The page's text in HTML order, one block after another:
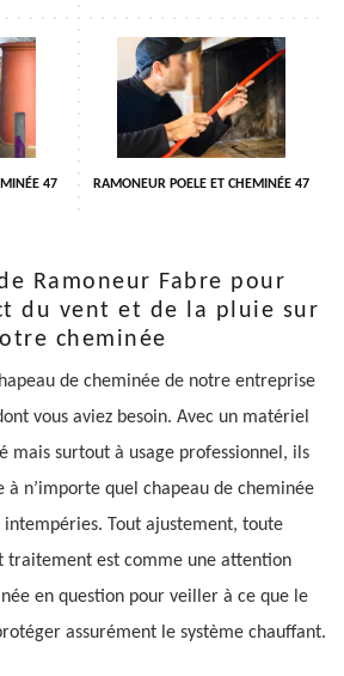
47 RAMONEUR POELE ET CHEMINÉE 47
Ramoneur Fabre pour
du vent et de la pluie sur
cheminée
de cheminée de notre entreprise
vous aviez besoin. Avec un matériel
mais surtout à usage professionnel, ils
à n’importe quel chapeau de cheminée
Tout ajustement, toute
traitement est comme une attention
en question pour veiller à ce que le
assurément le système chauffant.